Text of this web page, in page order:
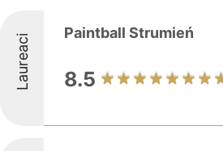
Laureaci Paintball Strumień
8.5